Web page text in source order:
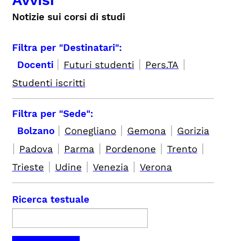
Notizie sui corsi di studi
Filtra per "Destinatari":
Docenti | Futuri studenti | Pers.TA |
Studenti iscritti
Filtra per "Sede":
Bolzano | Conegliano | Gemona | Gorizia
| Padova | Parma | Pordenone | Trento |
Trieste | Udine | Venezia | Verona
Ricerca testuale